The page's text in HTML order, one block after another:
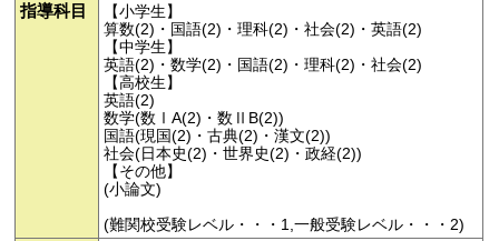
指導科目
【小学生】
算数(2)・国語(2)・理科(2)・社会(2)・英語(2)
【中学生】
英語(2)・数学(2)・国語(2)・理科(2)・社会(2)
【高校生】
英語(2)
数学(数ⅠA(2)・数ⅡB(2))
国語(現国(2)・古典(2)・漢文(2))
社会(日本史(2)・世界史(2)・政経(2))
【その他】
(小論文)
(難関校受験レベル・・・1,一般受験レベル・・・2)